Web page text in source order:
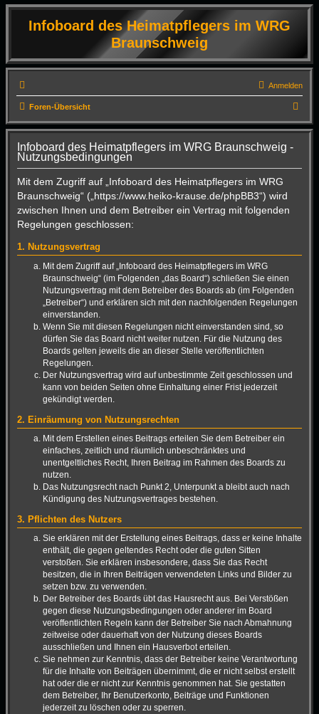
Infoboard des Heimatpflegers im WRG
Braunschweig
Anmelden
Foren-Übersicht
u
Infoboard des Heimatpflegers im WRG Braunschweig -
Nutzungsbedingungen
Mit dem Zugriff auf „Infoboard des Heimatpflegers im WRG
Braunschweig“ („https://www.heiko-krause.de/phpBB3“) wird
zwischen Ihnen und dem Betreiber ein Vertrag mit folgenden
Regelungen geschlossen:
1. Nutzungsvertrag
Mit dem Zugriff auf „Infoboard des Heimatpflegers im WRG
Braunschweig“ (im Folgenden „das Board“) schließen Sie einen
Nutzungsvertrag mit dem Betreiber des Boards ab (im Folgenden
„Betreiber“) und erklären sich mit den nachfolgenden Regelungen
einverstanden.
Wenn Sie mit diesen Regelungen nicht einverstanden sind, so
dürfen Sie das Board nicht weiter nutzen. Für die Nutzung des
Boards gelten jeweils die an dieser Stelle veröffentlichten
Regelungen.
Der Nutzungsvertrag wird auf unbestimmte Zeit geschlossen und
kann von beiden Seiten ohne Einhaltung einer Frist jederzeit
gekündigt werden.
2. Einräumung von Nutzungsrechten
Mit dem Erstellen eines Beitrags erteilen Sie dem Betreiber ein
einfaches, zeitlich und räumlich unbeschränktes und
unentgeltliches Recht, Ihren Beitrag im Rahmen des Boards zu
nutzen.
Das Nutzungsrecht nach Punkt 2, Unterpunkt a bleibt auch nach
Kündigung des Nutzungsvertrages bestehen.
3. Pflichten des Nutzers
Sie erklären mit der Erstellung eines Beitrags, dass er keine Inhalte
enthält, die gegen geltendes Recht oder die guten Sitten
verstoßen. Sie erklären insbesondere, dass Sie das Recht
besitzen, die in Ihren Beiträgen verwendeten Links und Bilder zu
setzen bzw. zu verwenden.
Der Betreiber des Boards übt das Hausrecht aus. Bei Verstößen
gegen diese Nutzungsbedingungen oder anderer im Board
veröffentlichten Regeln kann der Betreiber Sie nach Abmahnung
zeitweise oder dauerhaft von der Nutzung dieses Boards
ausschließen und Ihnen ein Hausverbot erteilen.
Sie nehmen zur Kenntnis, dass der Betreiber keine Verantwortung
für die Inhalte von Beiträgen übernimmt, die er nicht selbst erstellt
hat oder die er nicht zur Kenntnis genommen hat. Sie gestatten
dem Betreiber, Ihr Benutzerkonto, Beiträge und Funktionen
jederzeit zu löschen oder zu sperren.